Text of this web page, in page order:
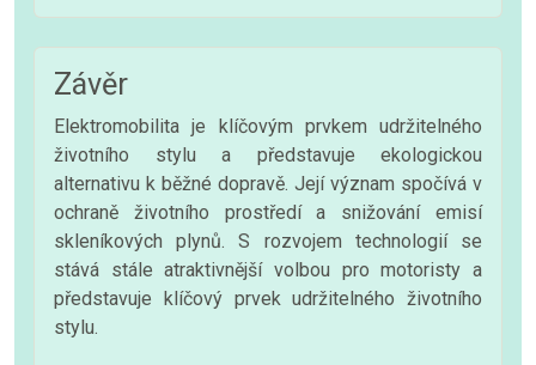
Závěr
Elektromobilita je klíčovým prvkem udržitelného
životního stylu a představuje ekologickou
alternativu k běžné dopravě. Její význam spočívá v
ochraně životního prostředí a snižování emisí
skleníkových plynů. S rozvojem technologií se
stává stále atraktivnější volbou pro motoristy a
představuje klíčový prvek udržitelného životního
stylu.